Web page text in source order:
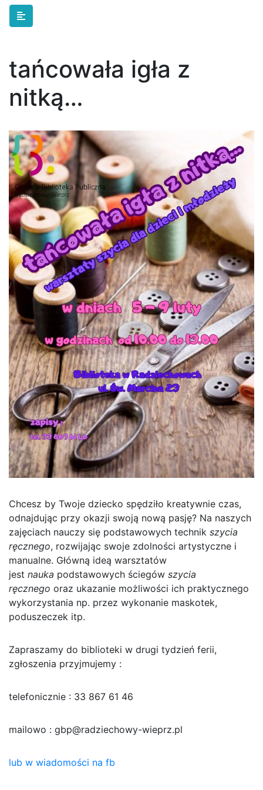
Skip to main content
tańcowała igła z
nitką…
Chcesz by Twoje dziecko spędziło kreatywnie czas,
odnajdując przy okazji swoją nową pasję? Na naszych
zajęciach nauczy się podstawowych technik szycia
ręcznego, rozwijając swoje zdolności artystyczne i
manualne. Główną ideą warsztatów
jest nauka podstawowych ściegów szycia
ręcznego oraz ukazanie możliwości ich praktycznego
wykorzystania np. przez wykonanie maskotek,
poduszeczek itp.
Zapraszamy do biblioteki w drugi tydzień ferii,
zgłoszenia przyjmujemy :
telefonicznie : 33 867 61 46
mailowo : gbp@radziechowy-wieprz.pl
lub w wiadomości na fb